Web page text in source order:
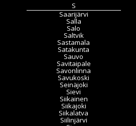
S
Saarijärvi
Salla
Salo
Saltvik
Sastamala
Satakunta
Sauvo
Savitaipale
Savonlinna
Savukoski
Seinäjoki
Sievi
Siikainen
Siikajoki
Siikalatva
Siilinjärvi